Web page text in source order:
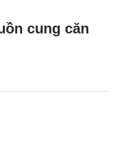
cung căn